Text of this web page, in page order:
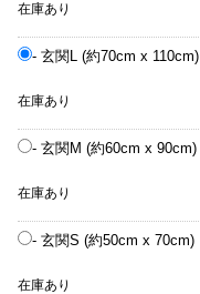
在庫あり
- 玄関L (約70cm x 110cm)
在庫あり
- 玄関M (約60cm x 90cm)
在庫あり
- 玄関S (約50cm x 70cm)
在庫あり